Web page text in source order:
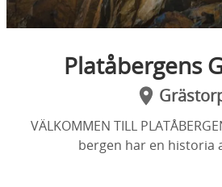
Platåbergens
VÄLKOMMEN TILL
bergen har en historia